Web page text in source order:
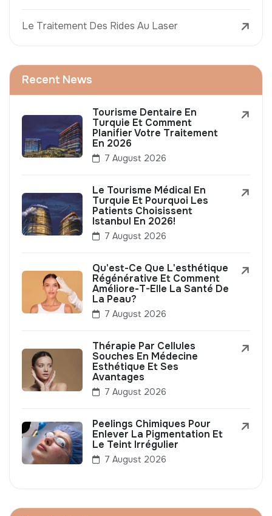
Le Traitement Des Rides Au Laser
Recent News
Tourisme Dentaire En
Turquie Et Comment
Planifier Votre Traitement
En 2026
7 August 2026
Le Tourisme Médical En
Turquie Et Pourquoi Les
Patients Choisissent
Istanbul En 2026!
7 August 2026
Qu'est-Ce Que L'esthétique
Régénérative Et Comment
Améliore-T-Elle La Santé De
La Peau?
7 August 2026
Thérapie Par Cellules
Souches En Médecine
Esthétique Et Ses
Avantages
7 August 2026
Peelings Chimiques Pour
Enlever La Pigmentation Et
Le Teint Irrégulier
7 August 2026